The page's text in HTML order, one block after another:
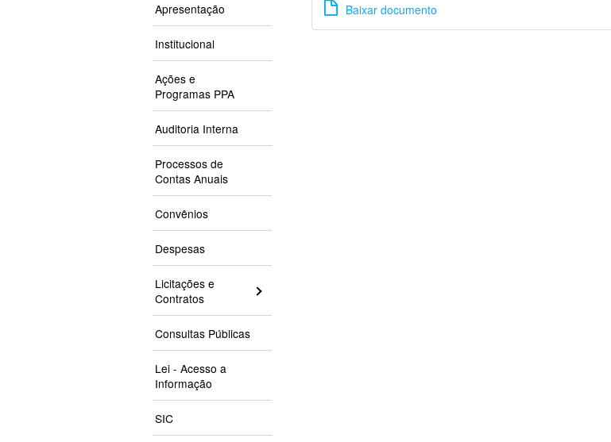
Apresentação
Institucional
Ações e
Programas PPA
Auditoria Interna
Processos de
Contas Anuais
Convênios
Despesas
Licitações e
Contratos
Consultas Públicas
Lei - Acesso a
Informação
SIC
Baixar documento